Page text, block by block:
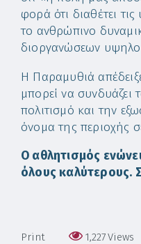
φορά ότι διαθέτει
το ανθρώπινο
διοργανώσεων
Η Παραμυθιά
μπορεί να συνδυάζει
πολιτισμό και την
όνομα της περιοχής
Ο αθλητισμός
όλους καλύτερους.
Print 1,227Views